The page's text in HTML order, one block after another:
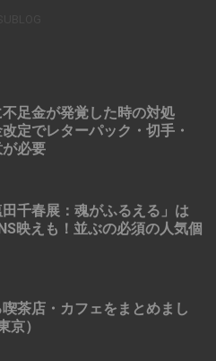
足金が発覚した時の対処
定でレターパック・切手・
必要
千春展：魂がふるえる」は
映えも！並ぶの必須の人気個
茶店・カフェをまとめまし
京）